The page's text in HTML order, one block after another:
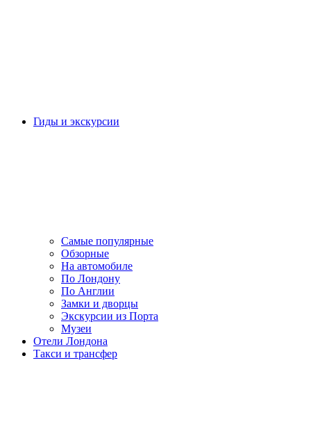
Гиды и экскурсии
Самые популярные
Обзорные
На автомобиле
По Лондону
По Англии
Замки и дворцы
Экскурсии из Порта
Музеи
Отели Лондона
Такси и трансфер